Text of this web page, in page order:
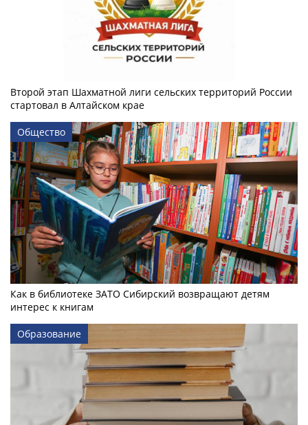
Второй этап Шахматной лиги сельских территорий России
стартовал в Алтайском крае
Общество
Как в библиотеке ЗАТО Сибирский возвращают детям
интерес к книгам
Образование